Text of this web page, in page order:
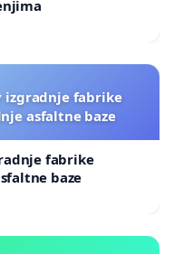
izgradnje fabrike
asfaltne baze
fabrike
baze